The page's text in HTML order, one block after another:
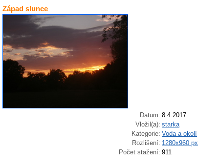
Západ slunce
Datum: 8.4.2017
Vložil(a): starka
Kategorie: Voda a okolí
Rozlišení: 1280x960 px
Počet stažení: 911